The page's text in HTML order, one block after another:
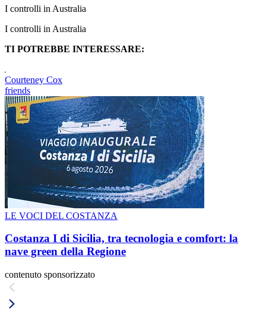
I controlli in Australia
I controlli in Australia
TI POTREBBE INTERESSARE:
Courteney Cox
friends
LE VOCI DEL COSTANZA
Costanza I di Sicilia, tra tecnologia e comfort: la
nave green della Regione
contenuto sponsorizzato